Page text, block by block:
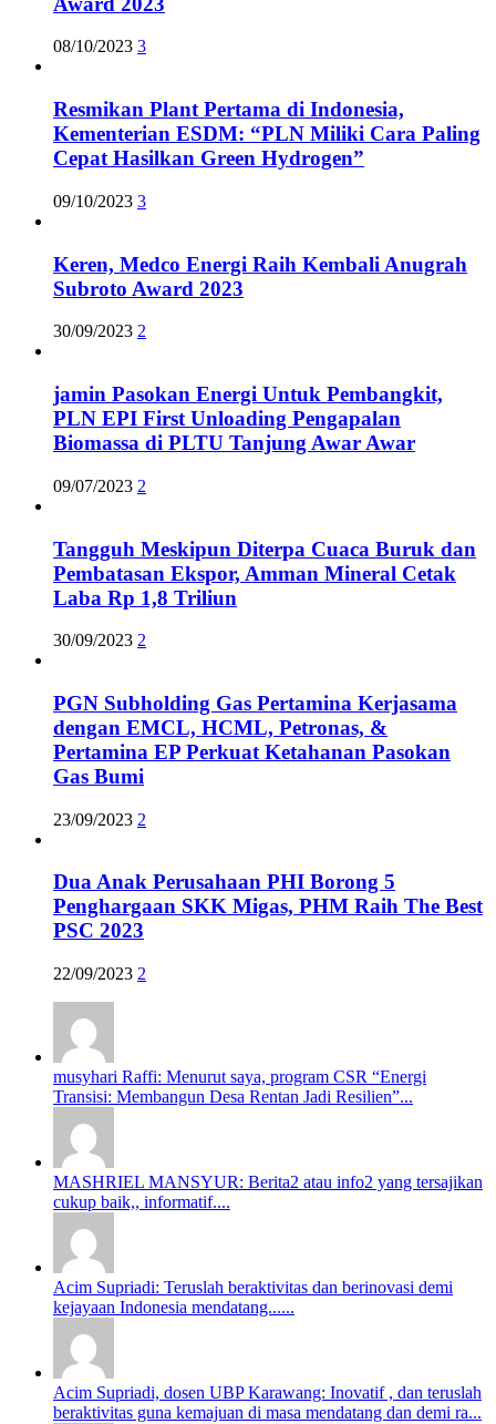
08/10/2023 3
Resmikan Plant Pertama di Indonesia,
Kementerian ESDM: “PLN Miliki Cara Paling
Cepat Hasilkan Green Hydrogen”
09/10/2023 3
Keren, Medco Energi Raih Kembali Anugrah
Subroto Award 2023
30/09/2023 2
jamin Pasokan Energi Untuk Pembangkit,
PLN EPI First Unloading Pengapalan
Biomassa di PLTU Tanjung Awar Awar
09/07/2023 2
Tangguh Meskipun Diterpa Cuaca Buruk dan
Pembatasan Ekspor, Amman Mineral Cetak
Laba Rp 1,8 Triliun
30/09/2023 2
PGN Subholding Gas Pertamina Kerjasama
dengan EMCL, HCML, Petronas, &
Pertamina EP Perkuat Ketahanan Pasokan
Gas Bumi
23/09/2023 2
Dua Anak Perusahaan PHI Borong 5
Penghargaan SKK Migas, PHM Raih The Best
PSC 2023
22/09/2023 2
musyhari Raffi: Menurut saya, program CSR “Energi
Transisi: Membangun Desa Rentan Jadi Resilien”...
MASHRIEL MANSYUR: Berita2 atau info2 yang tersajikan
cukup baik,, informatif....
Acim Supriadi: Teruslah beraktivitas dan berinovasi demi
kejayaan Indonesia mendatang......
Acim Supriadi, dosen UBP Karawang: Inovatif , dan teruslah
beraktivitas guna kemajuan di masa mendatang dan demi ra...